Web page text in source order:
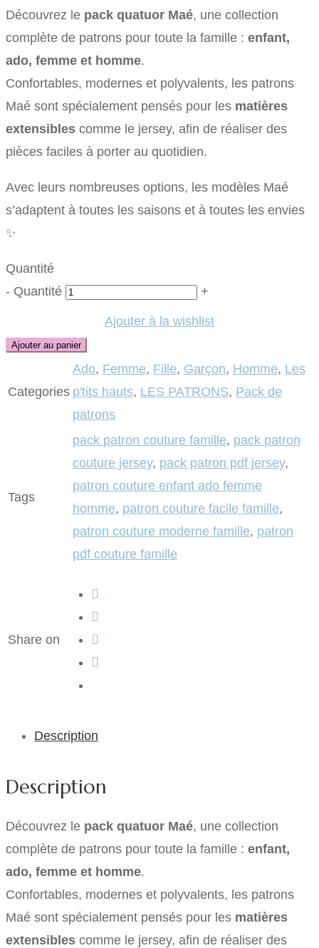
Découvrez le pack quatuor Maé, une collection
complète de patrons pour toute la famille : enfant,
ado, femme et homme.
Confortables, modernes et polyvalents, les patrons
Maé sont spécialement pensés pour les matières
extensibles comme le jersey, afin de réaliser des
pièces faciles à porter au quotidien.
Avec leurs nombreuses options, les modèles Maé
s’adaptent à toutes les saisons et à toutes les envies
✨
Quantité
- Quantité +
Ajouter à la wishlist
Ajouter au panier
Categories
Ado, Femme, Fille, Garçon, Homme, Les
p'tits hauts, LES PATRONS, Pack de
patrons
Tags
pack patron couture famille, pack patron
couture jersey, pack patron pdf jersey,
patron couture enfant ado femme
homme, patron couture facile famille,
patron couture moderne famille, patron
pdf couture famille
Share on
Description
Description
Découvrez le pack quatuor Maé, une collection
complète de patrons pour toute la famille : enfant,
ado, femme et homme.
Confortables, modernes et polyvalents, les patrons
Maé sont spécialement pensés pour les matières
extensibles comme le jersey, afin de réaliser des